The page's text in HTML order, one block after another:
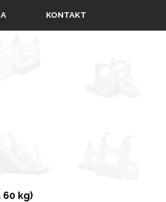
KONTAKT
kg)